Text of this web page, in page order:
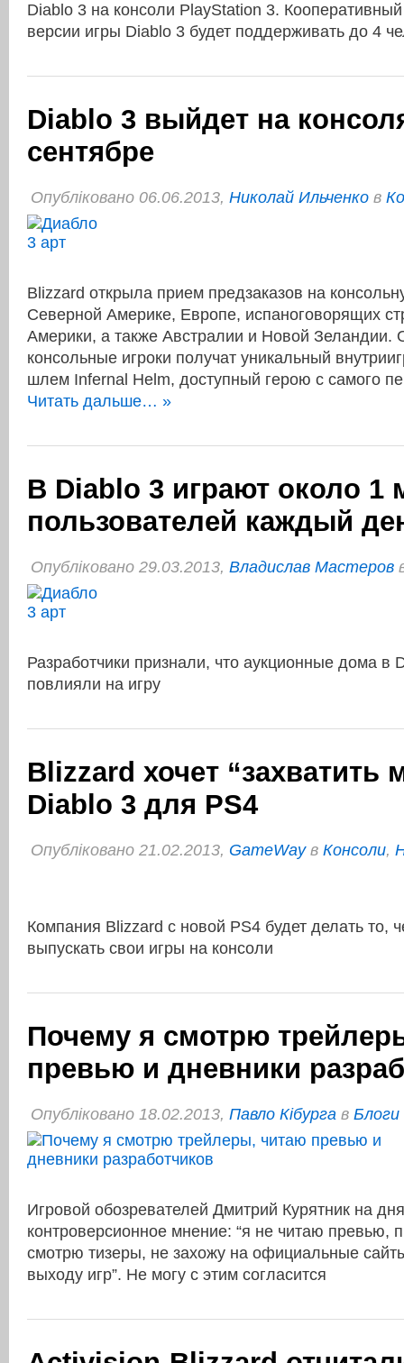
Diablo 3 на консоли PlayStation 3.
версии игры Diablo 3 будет поддерживать до 4
Diablo 3 выйдет на
сентябре
Опубліковано 06.06.2013, Николай Ильченко в
Blizzard открыла прием предзаказов на
Северной Америке, Европе, испаноговорящих
Америки, а также Австралии и Новой Зеландии.
консольные игроки получат уникальный
шлем Infernal Helm, доступный герою с самого
Читать дальше… »
В Diablo 3 играют около 1
пользователей каждый
Опубліковано 29.03.2013, Владислав Мастеров
Разработчики признали, что аукционные дома в
повлияли на игру
Blizzard хочет “захватить
Diablo 3 для PS4
Опубліковано 21.02.2013, GameWayв Консоли,
Компания Blizzard с новой PS4 будет делать то,
выпускать свои игры на консоли
Почему я смотрю
превью и дневники
Опубліковано 18.02.2013, Павло Кібурга в Блоги
Игровой обозревателей Дмитрий Курятник на
контроверсионное мнение: “я не читаю превью,
смотрю тизеры, не захожу на официальные
выходу игр”. Не могу с этим согласится